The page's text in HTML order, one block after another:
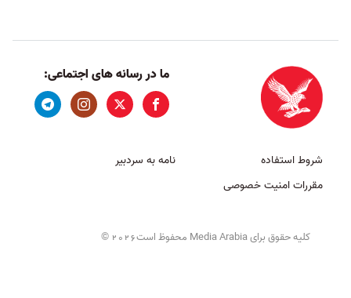
ما در رسانه های اجتماعی:
شروط استفاده
مقررات امنیت خصوصی
نامه به سردبیر
کلیه حقوق برای Media Arabia محفوظ است 2026
©